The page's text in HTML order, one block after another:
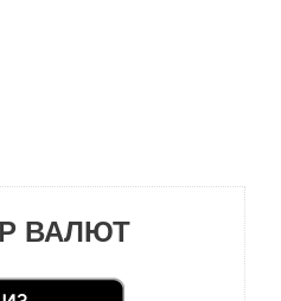
ВАЛЮТ